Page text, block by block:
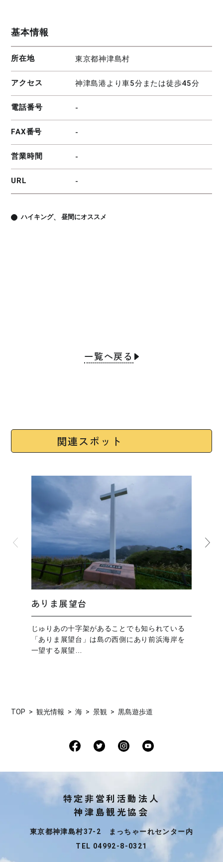
基本情報
所在地 東京都神津島村
アクセス 神津島港より車5分または徒歩45分
電話番号 -
FAX番号 -
営業時間 -
URL -
ハイキング 昼間にオススメ
一覧へ戻る
関連スポット
ありま展望台
じゅりあの十字架があることでも知られている
「ありま展望台」は島の西側にあり前浜海岸を
一望する展望…
TOP 観光情報 海 景観 黒島遊歩道
特定非営利活動法人
神津島観光協会
東京都神津島村37-2 まっちゃーれセンター内
TEL 04992-8-0321